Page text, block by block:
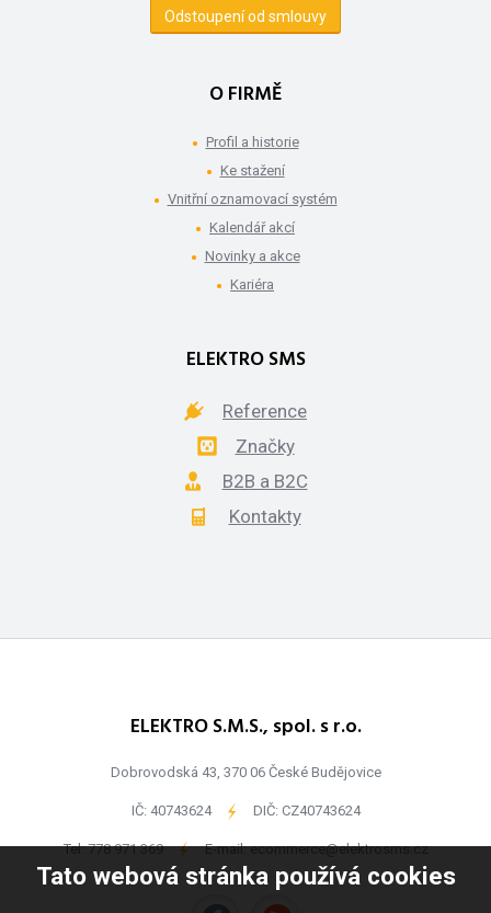
Tato webová stránka používá cookies
Odstoupení od smlouvy
O FIRMĚ
Profil a historie
Ke stažení
Vnitřní oznamovací systém
Kalendář akcí
Novinky a akce
Kariéra
ELEKTRO SMS
Reference
Značky
B2B a B2C
Kontakty
ELEKTRO S.M.S., spol. s r.o.
Dobrovodská 43, 370 06 České Budějovice
IČ: 40743624 - DIČ: CZ40743624
Tel:778 971 369 - E-mail:ecommerce@elektrosms.cz